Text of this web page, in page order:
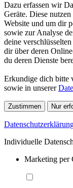
Dazu erfassen wir
Geräte. Diese
Website und um dir
sowie zur Analyse
deine
dir über deren
du deren Dienste
Erkundige dich bitte
sowie in unserer
Zustimmen Nur
Individuelle
Marketing per